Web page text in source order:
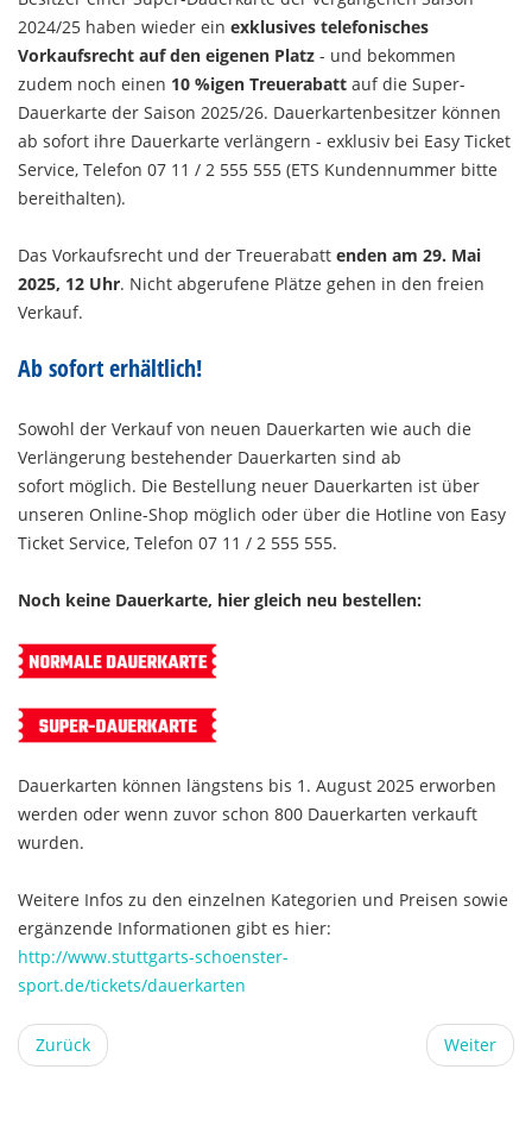
2024/25 haben wieder ein exklusives telefonisches
Vorkaufsrecht auf den eigenen Platz - und bekommen
zudem noch einen 10 %igen Treuerabatt auf die Super-
Dauerkarte der Saison 2025/26. Dauerkartenbesitzer können
ab sofort ihre Dauerkarte verlängern - exklusiv bei Easy Ticket
Service, Telefon 07 11 / 2 555 555 (ETS Kundennummer bitte
bereithalten).
Das Vorkaufsrecht und der Treuerabatt enden am 29. Mai
2025, 12 Uhr. Nicht abgerufene Plätze gehen in den freien
Verkauf.
Ab sofort erhältlich!
Sowohl der Verkauf von neuen Dauerkarten wie auch die
Verlängerung bestehender Dauerkarten sind ab
sofort möglich. Die Bestellung neuer Dauerkarten ist über
unseren Online-Shop möglich oder über die Hotline von Easy
Ticket Service, Telefon 07 11 / 2 555 555.
Noch keine Dauerkarte, hier gleich neu bestellen:
Dauerkarten können längstens bis 1. August 2025 erworben
werden oder wenn zuvor schon 800 Dauerkarten verkauft
wurden.
Weitere Infos zu den einzelnen Kategorien und Preisen sowie
ergänzende Informationen gibt es hier:
http://www.stuttgarts-schoenster-
sport.de/tickets/dauerkarten
Zurück Weiter